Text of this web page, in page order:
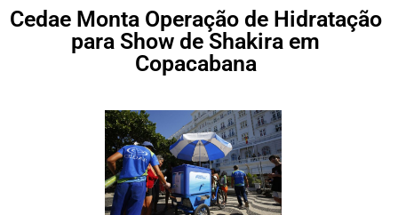
Cedae Monta Operação de Hidratação
para Show de Shakira em
Copacabana